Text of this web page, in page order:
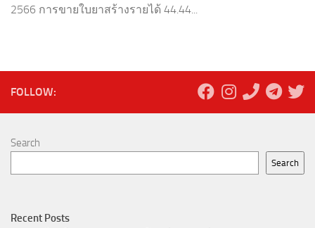
2566 การขายใบยาสร้างรายได้ 44.44...
FOLLOW:
Search
Search
Recent Posts